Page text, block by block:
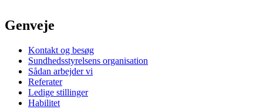
Genveje
Kontakt og besøg
Sundhedsstyrelsens organisation
Sådan arbejder vi
Referater
Ledige stillinger
Habilitet